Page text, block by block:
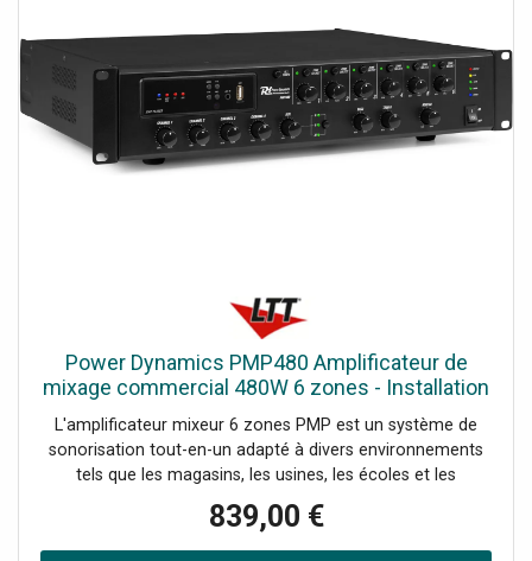
permettent de contrôler tous les aspects du système,
d'une simple pression du doigt. Il est également possible
d'utiliser la télécommande fournie. Système
d'amplificateur stéréo encastrable pour 2 haut-parleurs,
Bouton de volume avec écran LCD, Amplificateur
numérique classe D 2 x 25 W, Panneau tactile élégant,
Connectivité BT 5.0 pour l'audio sans fil, Lecteur MP3, Port
lecture: streaming BT, USB, MicroSD, entrée ligne,
Puissance de sortie: RMS @ 4 ohms par canal: 25 W,
Puissance de sortie: RMS @ 8 ohms par canal: 20 W,
Impédance: 4 ohms, 8 ohms, Réponse en fréquence: 20
Hz - 20 000 Hz, Rapport signal/bruit: >98 dB, THD
Power Dynamics PMP480 Amplificateur de
mixage commercial 480W 6 zones - Installation
tables de mixage
L'amplificateur mixeur 6 zones PMP est un système de
sonorisation tout-en-un adapté à divers environnements
tels que les magasins, les usines, les écoles et les
hôpitaux. Son design épuré et ses performances
exceptionnelles font de cet amplificateur un outil idéal
pour la diffusion de messages et de musique d'ambiance,
839,00 €